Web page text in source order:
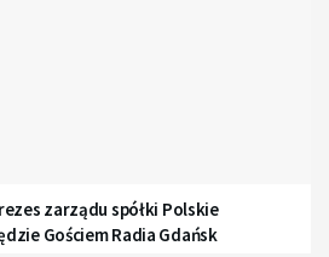
zarządu spółki Polskie
Gościem Radia Gdańsk